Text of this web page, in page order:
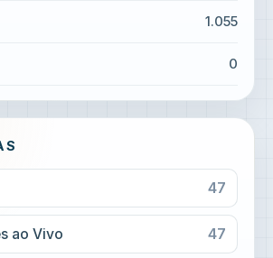
1.055
0
47
ao Vivo 47